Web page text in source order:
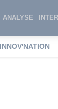
ANALYSE
INNOV'NATION